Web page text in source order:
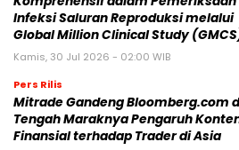
Infeksi Saluran Reproduksi melalui
Global Million Clinical Study
Kamis, 30 Jul 2026 - 02:00 WIB
Pers Rilis
Mitrade Gandeng Bloomberg.com
Tengah Maraknya Pengaruh
Finansial terhadap Trader di Asia